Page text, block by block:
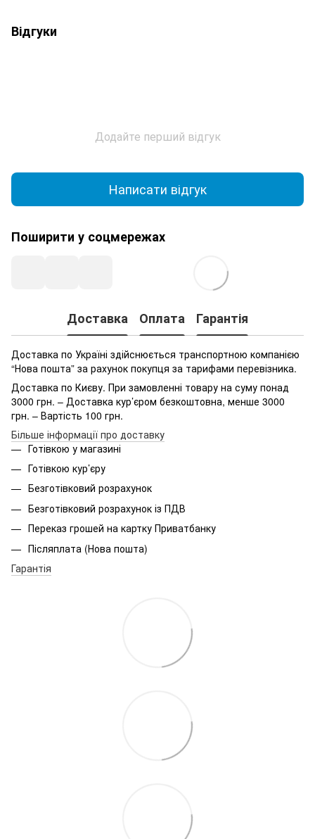
Відгуки
Додайте перший відгук
Написати відгук
Поширити у соцмережах
Доставка Оплата Гарантія
Доставка по Україні здійснюється транспортною компанією
“Нова пошта” за рахунок покупця за тарифами перевізника.
Доставка по Києву. При замовленні товару на суму понад
3000 грн. – Доставка кур’єром безкоштовна, менше 3000
грн. – Вартість 100 грн.
Більше інформації про доставку
Готівкою у магазині
Готівкою кур’єру
Безготівковий розрахунок
Безготівковий розрахунок із ПДВ
Переказ грошей на картку Приватбанку
Післяплата (Нова пошта)
Гарантія